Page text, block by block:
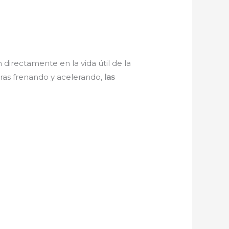
directamente en la vida útil de la
frenando y acelerando, las